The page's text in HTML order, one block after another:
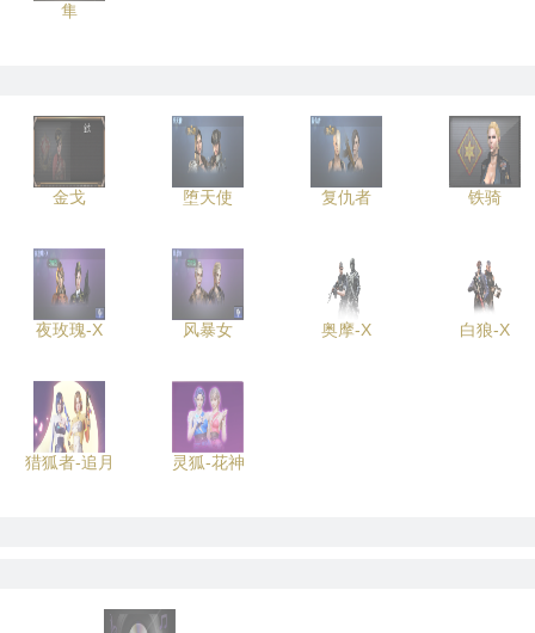
隼
金戈 堕天使 复仇者 铁骑
夜玫瑰-X 风暴女 奥摩-X 白狼-X
猎狐者-追月 灵狐-花神